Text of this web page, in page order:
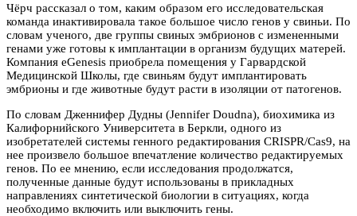
Чёрч рассказал о том, каким образом его исследовательская
команда инактивировала такое большое число генов у свиньи. По
словам ученого, две группы свиных эмбрионов с измененными
генами уже готовы к имплантации в организм будущих матерей.
Компания eGenesis приобрела помещения у Гарвардской
Медицинской Школы, где свиньям будут имплантировать
эмбрионы и где животные будут расти в изоляции от патогенов.
По словам Дженнифер Дудны (Jennifer Doudna), биохимика из
Калифорнийского Университета в Беркли, одного из
изобретателей системы генного редактирования CRISPR/Cas9, на
нее произвело большое впечатление количество редактируемых
генов. По ее мнению, если исследования продолжатся,
полученные данные будут использованы в прикладных
направлениях синтетической биологии в ситуациях, когда
необходимо включить или выключить гены.